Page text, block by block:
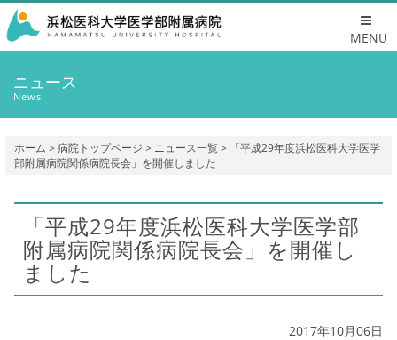
MENU
ニュース
News
ホーム > 病院トップページ > ニュース一覧> 「平成29年度浜松医科大学医学
部附属病院関係病院長会」を開催しました
「平成29年度浜松医科大学医学部
附属病院関係病院長会」を開催し
ました
2017年10月06日